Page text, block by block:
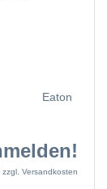
Eaton
zzgl. Versandkosten